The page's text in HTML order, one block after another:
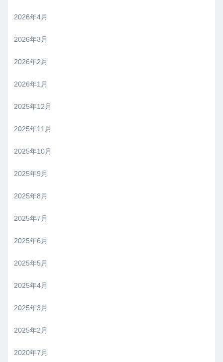
2026年4月
2026年3月
2026年2月
2026年1月
2025年12月
2025年11月
2025年10月
2025年9月
2025年8月
2025年7月
2025年6月
2025年5月
2025年4月
2025年3月
2025年2月
2020年7月